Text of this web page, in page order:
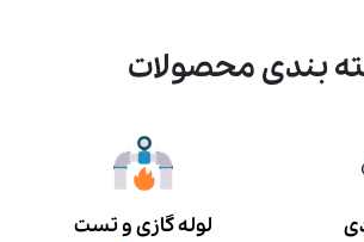
بندی محصولات
لوله گازی و تست